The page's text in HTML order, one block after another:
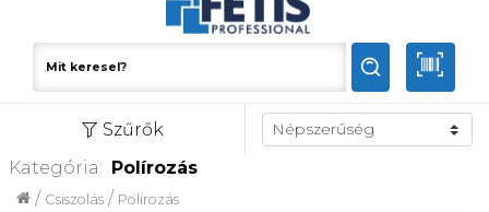
Szűrők
Kategória: Polírozás
Polírozás
/
Csiszolás
/